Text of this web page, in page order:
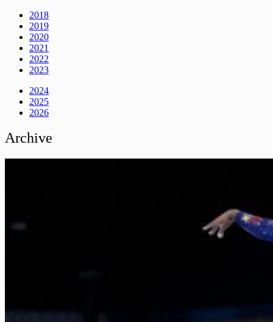
2018
2019
2020
2021
2022
2023
2024
2025
2026
Archive